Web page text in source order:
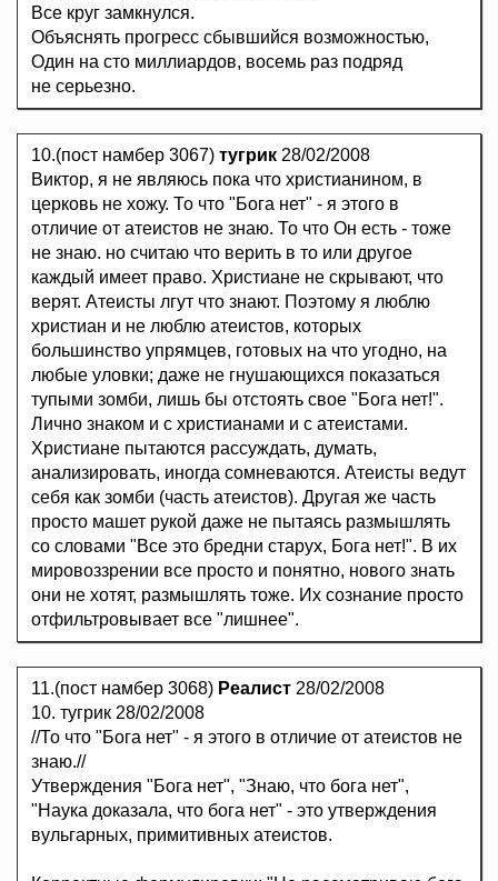
Все круг замкнулся.
Объяснять прогресс сбывшийся возможностью,
Один на сто миллиардов, восемь раз подряд
не серьезно.
10.(пост намбер 3067) тугрик 28/02/2008
Виктор, я не являюсь пока что христианином, в
церковь не хожу. То что "Бога нет" - я этого в
отличие от атеистов не знаю. То что Он есть - тоже
не знаю. но считаю что верить в то или другое
каждый имеет право. Христиане не скрывают, что
верят. Атеисты лгут что знают. Поэтому я люблю
христиан и не люблю атеистов, которых
большинство упрямцев, готовых на что угодно, на
любые уловки; даже не гнушающихся показаться
тупыми зомби, лишь бы отстоять свое "Бога нет!".
Лично знаком и с христианами и с атеистами.
Христиане пытаются рассуждать, думать,
анализировать, иногда сомневаются. Атеисты ведут
себя как зомби (часть атеистов). Другая же часть
просто машет рукой даже не пытаясь размышлять
со словами "Все это бредни старух, Бога нет!". В их
мировоззрении все просто и понятно, нового знать
они не хотят, размышлять тоже. Их сознание просто
отфильтровывает все "лишнее".
11.(пост намбер 3068) Реалист 28/02/2008
10. тугрик 28/02/2008
//То что "Бога нет" - я этого в отличие от атеистов не
знаю.//
Утверждения "Бога нет", "Знаю, что бога нет",
"Наука доказала, что бога нет" - это утверждения
вульгарных, примитивных атеистов.